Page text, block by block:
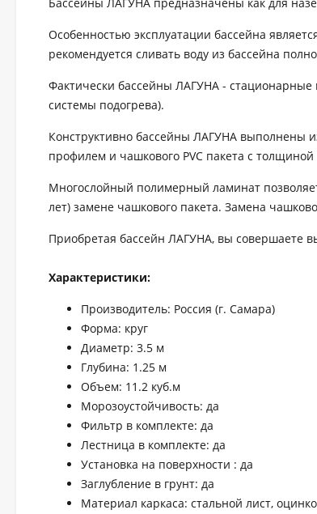
Особенностью эксплуатации бассейна
рекомендуется сливать воду из бассейна
Фактически бассейны ЛАГУНА - стационарные
системы подогрева).
Конструктивно бассейны ЛАГУНА выполнены
профилем и чашкового PVC пакета с
Многослойный полимерный ламинат
лет) замене чашкового пакета. Замена
Приобретая бассейн ЛАГУНА, вы совершаете
Характеристики:
Производитель: Россия (г. Самара)
Форма: круг
Диаметр: 3.5 м
Глубина: 1.25 м
Объем: 11.2 куб.м
Морозоустойчивость: да
Фильтр в комплекте: да
Лестница в комплекте: да
Установка на поверхности : да
Заглубление в грунт: да
Материал каркаса: стальной лист,